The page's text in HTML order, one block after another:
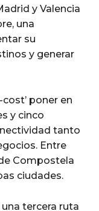
y Valencia
una
su
y generar
poner en
y cinco
tanto
Entre
Compostela
ciudades.
tercera ruta